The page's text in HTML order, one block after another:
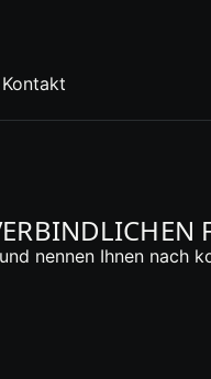
Kontakt
nennen Ihnen nach